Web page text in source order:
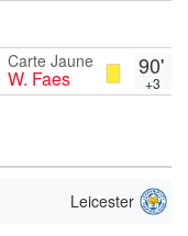
90'
+3
Carte Jaune
W. Faes
Leicester